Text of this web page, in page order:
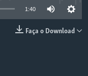
1:40
Faça o Download